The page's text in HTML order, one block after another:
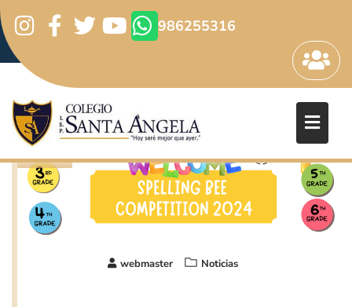
986255316
Inicio
Noticias
26
Jul
2024
webmaster Noticias